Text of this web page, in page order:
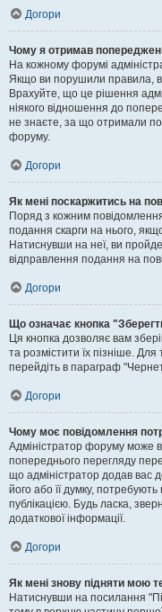
Догори
Чому я отримав
На кожному форумі
Якщо ви порушили правила,
Врахуйте, що це рішення
ніякого відношення до
не знаєте, за що отримали
форуму.
Догори
Як мені поскаржитись на
Поряд з кожним
подання скарги на нього,
Натиснувши на неї, ви
відправлення подання на
Догори
Що означає кнопка
Ця кнопка дозволяє вам
та розмістити їх пізніше.
перейдіть в параграф
Догори
Чому моє повідомлення
Адміністратор форуму може
попереднього перегляду
що адміністратор додав вас
його або її думку,
публікацією. Будь ласка,
додаткової інформації.
Догори
Як мені знову підняти мою
Натиснувши на посилання